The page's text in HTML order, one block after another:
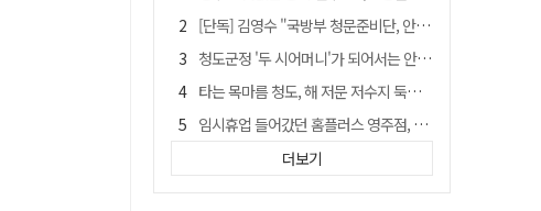
[단독] 김영수 "국방부 청문준비단, 안규백 탈영 알고있었다"
청도군정 '두 시어머니'가 되어서는 안된다
타는 목마름 청도, 해 저문 저수지 둑에 군수가 서 있었다
임시휴업 들어갔던 홈플러스 영주점, 7일 영업 재개…지하 1층만 운영
SK하이닉스, 주당 375원 분기 배당 공시…"3분기 중 주주환원 방안 확정"
더보기